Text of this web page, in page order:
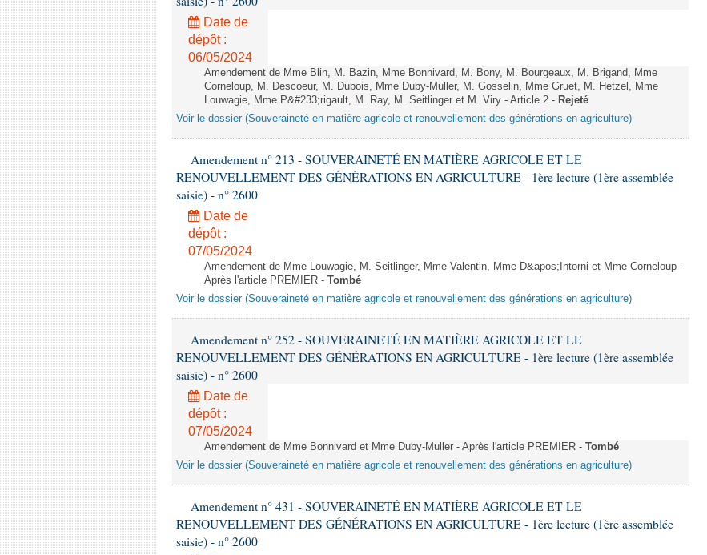
Date de
dépôt :
06/05/2024
Amendement de Mme Blin, M. Bazin, Mme Bonnivard, M. Bony, M. Bourgeaux, M. Brigand, Mme
Corneloup, M. Descoeur, M. Dubois, Mme Duby-Muller, M. Gosselin, Mme Gruet, M. Hetzel, Mme
Louwagie, Mme P&#233;rigault, M. Ray, M. Seitlinger et M. Viry - Article 2 - Rejeté
Voir le dossier (Souveraineté en matière agricole et renouvellement des générations en agriculture)
Amendement n° 213 - SOUVERAINETÉ EN MATIÈRE AGRICOLE ET LE
RENOUVELLEMENT DES GÉNÉRATIONS EN AGRICULTURE - 1ère lecture (1ère assemblée
saisie) - n° 2600
Date de
dépôt :
07/05/2024
Amendement de Mme Louwagie, M. Seitlinger, Mme Valentin, Mme D&apos;Intorni et Mme Corneloup -
Après l'article PREMIER - Tombé
Voir le dossier (Souveraineté en matière agricole et renouvellement des générations en agriculture)
Amendement n° 252 - SOUVERAINETÉ EN MATIÈRE AGRICOLE ET LE
RENOUVELLEMENT DES GÉNÉRATIONS EN AGRICULTURE - 1ère lecture (1ère assemblée
saisie) - n° 2600
Date de
dépôt :
07/05/2024
Amendement de Mme Bonnivard et Mme Duby-Muller - Après l'article PREMIER - Tombé
Voir le dossier (Souveraineté en matière agricole et renouvellement des générations en agriculture)
Amendement n° 431 - SOUVERAINETÉ EN MATIÈRE AGRICOLE ET LE
RENOUVELLEMENT DES GÉNÉRATIONS EN AGRICULTURE - 1ère lecture (1ère assemblée
saisie) - n° 2600